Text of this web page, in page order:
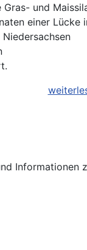
und
einer Lücke
Informationen